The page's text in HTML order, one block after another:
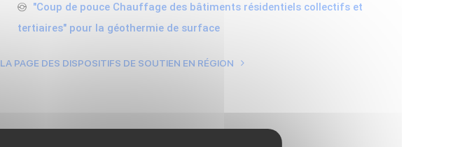
"Coup de pouce Chauffage des bâtiments résidentiels collectifs et
tertiaires" pour la géothermie de surface
LA PAGE DES DISPOSITIFS DE SOUTIEN EN RÉGION